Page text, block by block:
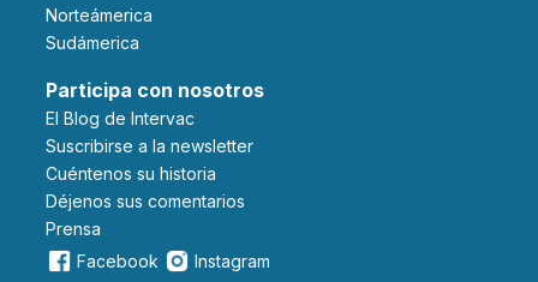
Norteámerica
Sudámerica
Participa con nosotros
El Blog de Intervac
Suscribirse a la newsletter
Cuéntenos su historia
Déjenos sus comentarios
Prensa
Facebook
Instagram